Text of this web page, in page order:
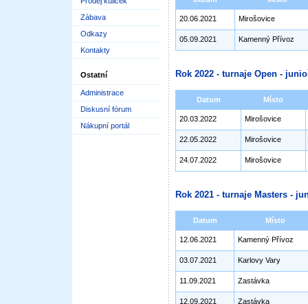
Zábava
Odkazy
Kontakty
Ostatní
Administrace
Diskusní fórum
Nákupní portál
20.06.2021 Mirošovice
05.09.2021 Kamenný Přívoz
Rok 2022 - turnaje Open -
Datum Místo
20.03.2022 Mirošovice
22.05.2022 Mirošovice
24.07.2022 Mirošovice
Rok 2021 - turnaje Masters -
Datum Místo
12.06.2021 Kamenný Přívoz
03.07.2021 Karlovy Vary
11.09.2021 Zastávka
12.09.2021 Zastávka